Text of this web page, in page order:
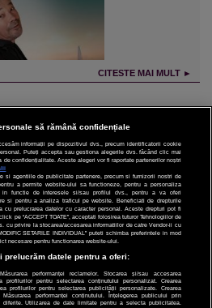
CITESTE MAI MULT ►
să rămână confidențiale
informații pe dispozitivul dvs., precum identificatorii cookie
Puteți accepta sau gestiona alegerile dvs. făcând clic mai
confidențialitate. Aceste alegeri vor fi raportate partenerilor noștri
si agentiile de publicitate partenere, precum si furnizorii nostri de
a permite website-ului sa functioneze, pentru a personaliza
in functie de interesele si/sau profilul dvs., pentru a va oferi
si pentru a analiza traficul pe website. Beneficiati de drepturile
cu prelucrarea datelor cu caracter personal. Aceste drepturi pot fi
click pe “ACCEPT TOATE”, acceptati folosirea tuturor Tehnologiilor de
cu privire la stocarea/accesarea informatiilor de catre Vendor-ii cu
SETARILE INDIVIDUAL” puteti schimba preferintele in mod
necesare pentru functionarea website-ului.
prelucrăm datele pentru a oferi:
performanței reclamelor. Stocarea și/sau accesarea
pentru selectarea conținutului personalizat. Crearea
profilurilor pentru selectarea publicității personalizate. Crearea
performanței conținutului. Înțelegerea publicului prin
Utilizarea de date limitate pentru a selecta publicitatea.